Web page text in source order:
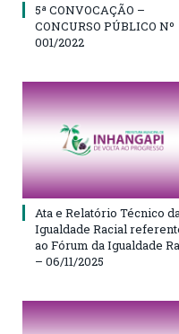
5ª CONVOCAÇÃO –
CONCURSO PÚBLICO Nº
001/2022
Ata e Relatório Técnico
Igualdade Racial
ao Fórum da Igualdade
– 06/11/2025